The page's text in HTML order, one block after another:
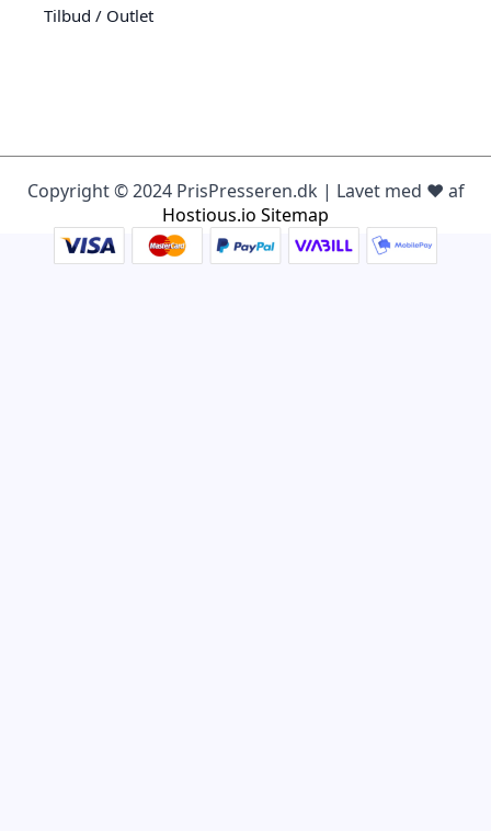
Tilbud / Outlet
Copyright © 2024 PrisPresseren.dk | Lavet med ♥️ af
Hostious.io Sitemap